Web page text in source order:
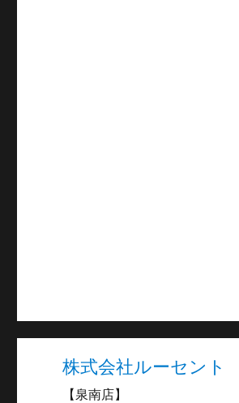
株式会社ルーセント
【泉南店】